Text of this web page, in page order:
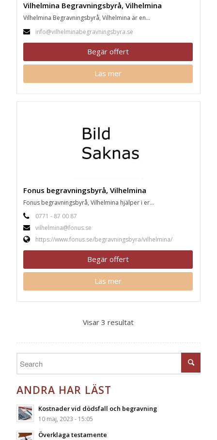
Vilhelmina Begravningsbyrå, Vilhelmina
Vilhelmina Begravningsbyrå, Vilhelmina är en...
info@vilhelminabegravningsbyra.se
Begär offert
Läs mer
Fonus begravningsbyrå, Vilhelmina
Fonus begravningsbyrå, Vilhelmina hjälper i er...
0771 - 87 00 87
vilhelmina@fonus.se
https://www.fonus.se/begravningsbyra/vilhelmina/
Begär offert
Läs mer
Visar 3 resultat
ANDRA HAR LÄST
Kostnader vid dödsfall och begravning
10 maj, 2023 - 15:05
Överklaga testamente